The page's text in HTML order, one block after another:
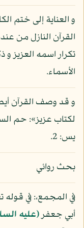
و العناية إلى ختم
القرآن النازل من
تكرار اسمه العزيز
الأسماء.
و قد وصف القرآن
يس: 2.
بحث روائي
في المجمع،: في
أبي جعفر(عليه